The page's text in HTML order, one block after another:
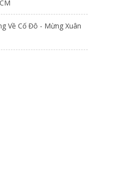
Về Cố Đô - Mừng Xuân